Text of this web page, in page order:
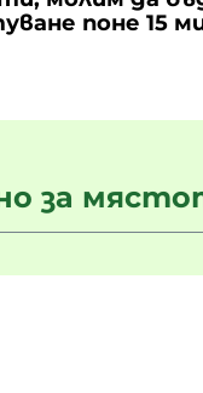
поне 15
за